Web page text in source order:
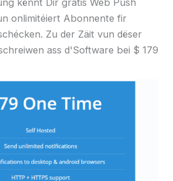
onlimitéiert Abonnente fir
Zu der Zäit vun dëser
ass d'Software bei $ 179